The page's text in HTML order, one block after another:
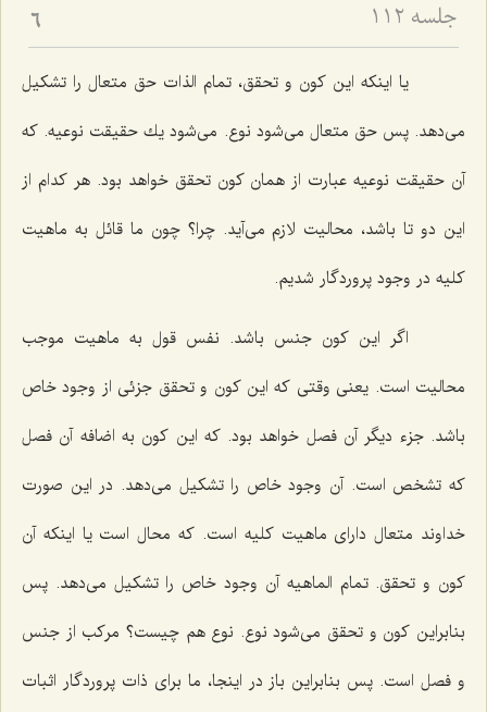
جلسه ۱۱۲ 6
یا اینكه این كون و تحقق، تمام الذات حق متعال را تشكیل
مى‌دهد. پس حق متعال مى‌شود نوع. مى‌شود یك حقیقت نوعیه. كه
آن حقیقت نوعیه عبارت از همان كون تحقق خواهد بود. هر كدام از
این دو تا باشد، محالیت لازم مى‌آید. چرا؟ چون ما قائل به ماهیت
كلیه در وجود پروردگار شدیم.
اگر این كون جنس باشد. نفس قول به ماهیت موجب
محالیت است. یعنى وقتى كه این كون و تحقق جزئى از وجود خاص
باشد. جزء دیگر آن فصل خواهد بود. كه این كون به اضافه آن فصل
كه تشخص است. آن وجود خاص را تشكیل مى‌دهد. در این صورت
خداوند متعال داراى ماهیت كلیه است. كه محال است یا اینكه آن
كون و تحقق. تمام الماهیه آن وجود خاص را تشكیل مى‌دهد. پس
بنابراین كون و تحقق مى‌شود نوع. نوع هم چیست؟ مركب از جنس
و فصل است. پس بنابراین باز در اینجا، ما براى ذات پروردگار اثبات